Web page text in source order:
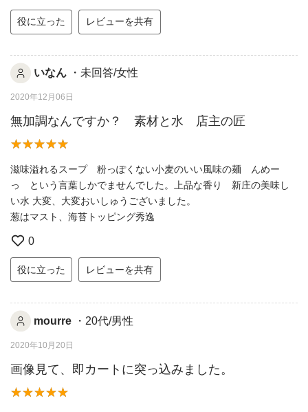
役に立った レビューを共有
いなん ・未回答/女性
2020年12月06日
無加調なんですか？ 素材と水 店主の匠
滋味溢れるスープ 粉っぽくない小麦のいい風味の麺 んめー
っ という言葉しかでませんでした。上品な香り 新庄の美味し
い水 大変、大変おいしゅうございました。
葱はマスト、海苔トッピング秀逸
0
役に立った レビューを共有
mourre ・20代/男性
2020年10月20日
画像見て、即カートに突っ込みました。